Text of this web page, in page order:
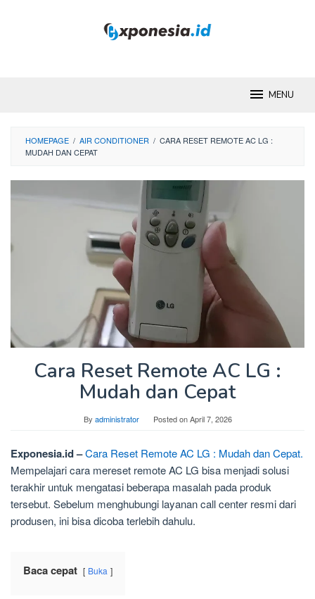
MENU
HOMEPAGE / AIR CONDITIONER / CARA RESET REMOTE AC LG :
MUDAH DAN CEPAT
Cara Reset Remote AC LG :
Mudah dan Cepat
By administrator Posted onApril 7, 2026
Exponesia.id –Cara Reset Remote AC LG : Mudah dan Cepat.
Mempelajari cara mereset remote AC LG bisa menjadi solusi
terakhir untuk mengatasi beberapa masalah pada produk
tersebut. Sebelum menghubungi layanan call center resmi dari
produsen, ini bisa dicoba terlebih dahulu.
Baca cepat Buka